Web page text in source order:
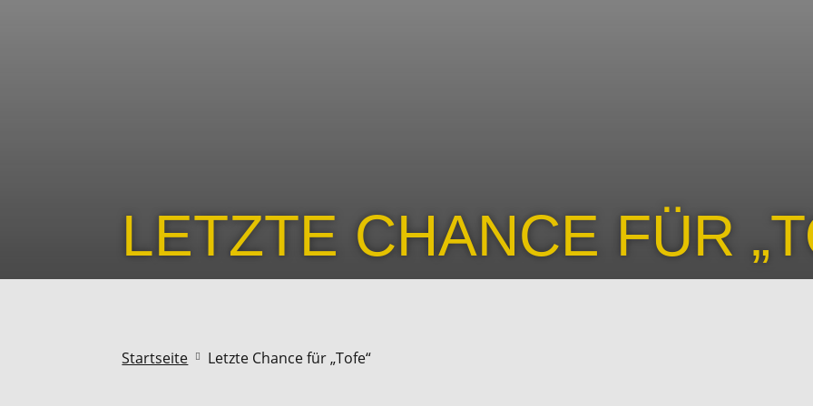
LETZTE CHANCE FÜR
Startseite  Letzte Chance für „Tofe“